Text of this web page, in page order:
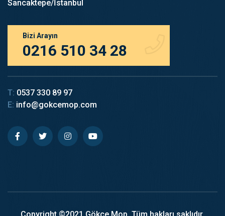
Sancaktepe/İstanbul
Bizi Arayın
0216 510 34 28
T: 0537 330 89 97
E: info@gokcemop.com